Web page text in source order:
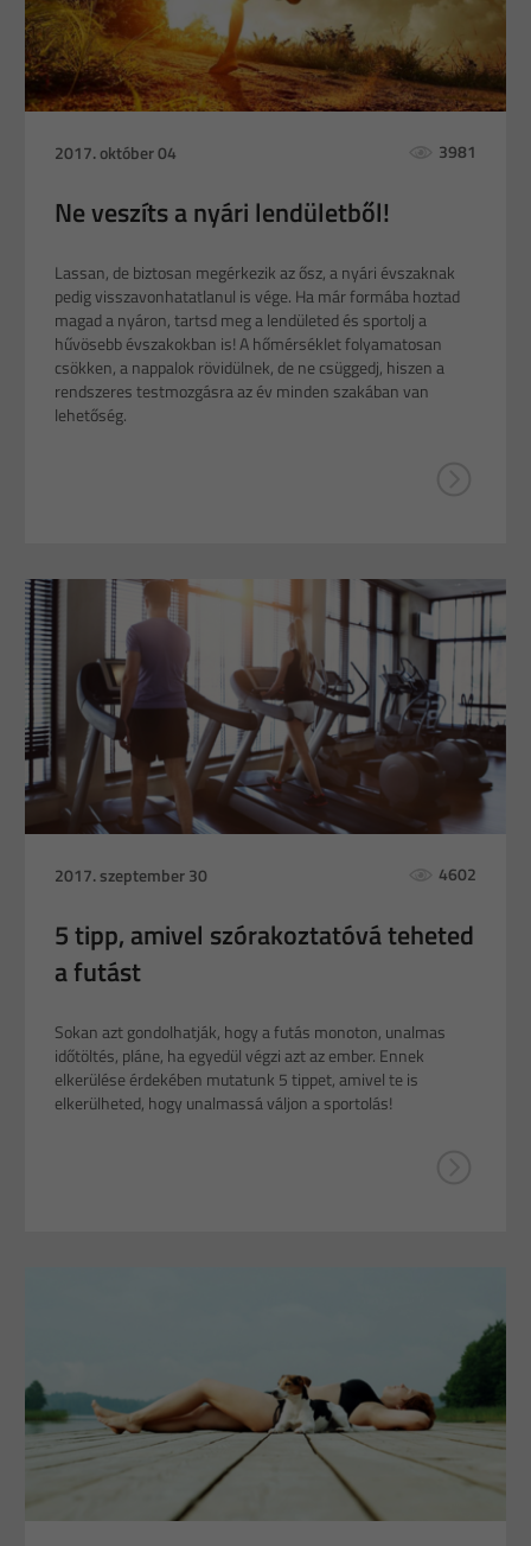
2017. október 04 3981
Ne veszíts a nyári lendületből!
Lassan, de biztosan megérkezik az ősz, a nyári évszaknak
pedig visszavonhatatlanul is vége. Ha már formába hoztad
magad a nyáron, tartsd meg a lendületed és sportolj a
hűvösebb évszakokban is! A hőmérséklet folyamatosan
csökken, a nappalok rövidülnek, de ne csüggedj, hiszen a
rendszeres testmozgásra az év minden szakában van
lehetőség.
2017. szeptember 30 4602
5 tipp, amivel szórakoztatóvá teheted
a futást
Sokan azt gondolhatják, hogy a futás monoton, unalmas
időtöltés, pláne, ha egyedül végzi azt az ember. Ennek
elkerülése érdekében mutatunk 5 tippet, amivel te is
elkerülheted, hogy unalmassá váljon a sportolás!